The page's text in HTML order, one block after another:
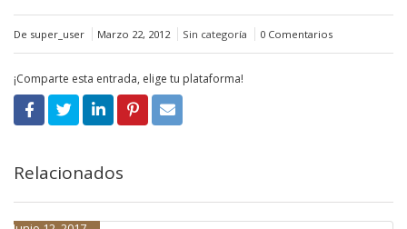
De super_user Marzo 22, 2012 Sin categoría 0 Comentarios
¡Comparte esta entrada, elige tu plataforma!
Relacionados